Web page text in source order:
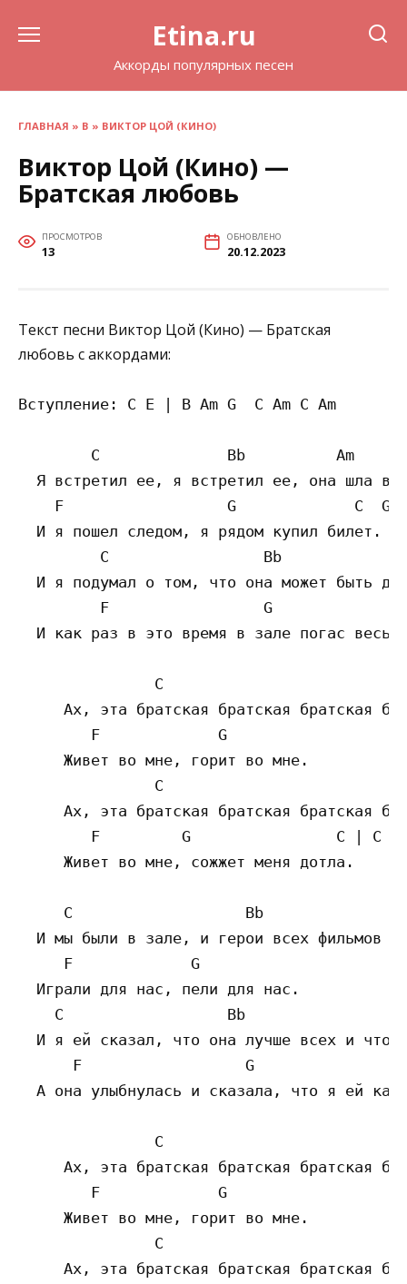
Etina.ru
Аккорды популярных песен
ГЛАВНАЯ » В » ВИКТОР ЦОЙ (КИНО)
Виктор Цой (Кино) —
Братская любовь
ПРОСМОТРОВ
13
ОБНОВЛЕНО
20.12.2023
Текст песни Виктор Цой (Кино) — Братская
любовь с аккордами:
Вступление: C E | B Am G  C Am C Am
        C              Bb          Am
Я встретил ее, я встретил ее, она шла в
    F                  G             C  G
  И я пошел следом, я рядом купил билет.
C                 Bb
И я подумал о том, что она может быть
F                 G
И как раз в это время в зале погас весь
C
Ах, эта братская братская братская
        F             G
     Живет во мне, горит во мне.
C
Ах, эта братская братская братская
F         G                C | C
     Живет во мне, сожжет меня дотла.
C                   Bb
И мы были в зале, и герои всех фильмов
     F             G
  Играли для нас, пели для нас.
C                  Bb
И я ей сказал, что она лучше всех и что
F                  G
А она улыбнулась и сказала, что я ей как
C
Ах, эта братская братская братская
        F             G
     Живет во мне, горит во мне.
C
Ах, эта братская братская братская